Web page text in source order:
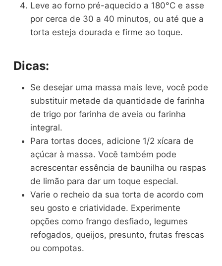
Leve ao forno pré-aquecido a 180°C e asse
por cerca de 30 a 40 minutos, ou até que a
torta esteja dourada e firme ao toque.
Dicas:
Se desejar uma massa mais leve, você pode
substituir metade da quantidade de farinha
de trigo por farinha de aveia ou farinha
integral.
Para tortas doces, adicione 1/2 xícara de
açúcar à massa. Você também pode
acrescentar essência de baunilha ou raspas
de limão para dar um toque especial.
Varie o recheio da sua torta de acordo com
seu gosto e criatividade. Experimente
opções como frango desfiado, legumes
refogados, queijos, presunto, frutas frescas
ou compotas.